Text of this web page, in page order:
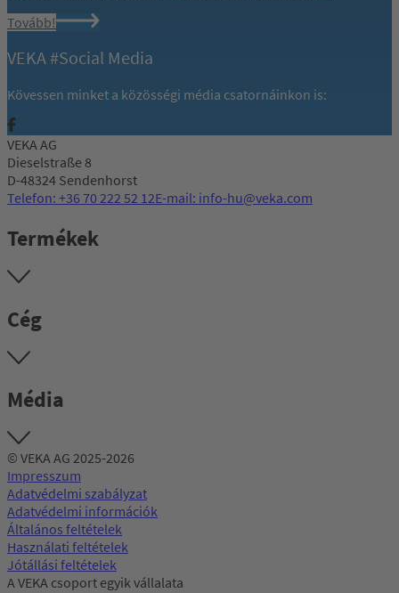
Tovább!
VEKA #Social Media
Kövessen minket a közösségi média csatornáinkon is:
VEKA AG
Dieselstraße 8
D-48324 Sendenhorst
Telefon: +36 70 222 52 12E-mail: info-hu@veka.com
Termékek
Cég
Média
© VEKA AG 2025-2026
Impresszum
Adatvédelmi szabályzat
Adatvédelmi információk
Általános feltételek
Használati feltételek
Jótállási feltételek
A VEKA csoport egyik vállalata